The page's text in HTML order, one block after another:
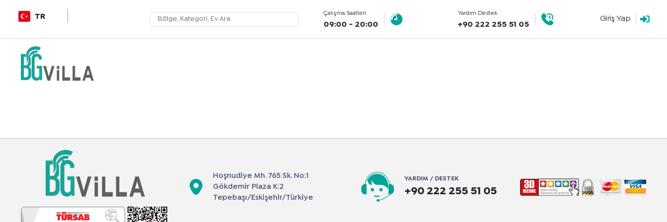
TR Çalışma Saatleri
09:00 - 20:00
Yardım Destek
+90 222 255 51 05
Giriş Yap
Hoşnudiye Mh. 765 Sk. No:1
Gökdemir Plaza K:2
Tepebaşı/Eskişehir/Türkiye
YARDIM / DESTEK
+90 222 255 51 05